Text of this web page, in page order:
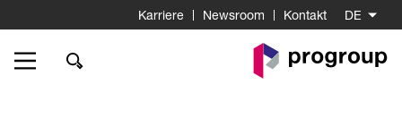
Karriere Newsroom Kontakt DE
Go
to